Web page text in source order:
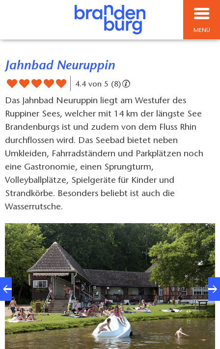
MENÜ
Jahnbad Neuruppin
4.4 von 5 (8)
Das Jahnbad Neuruppin liegt am Westufer des
Ruppiner Sees, welcher mit 14 km der längste See
Brandenburgs ist und zudem von dem Fluss Rhin
durchflossen wird. Das Seebad bietet neben
Umkleiden, Fahrradständern und Parkplätzen noch
eine Gastronomie, einen Sprungturm,
Volleyballplätze, Spielgeräte für Kinder und
Strandkörbe. Besonders beliebt ist auch die
Wasserrutsche.